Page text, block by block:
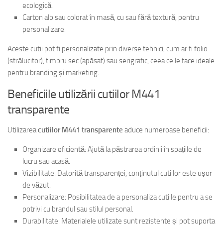
ecologică.
Carton alb sau colorat în masă, cu sau fără textură, pentru
personalizare.
Aceste cutii pot fi personalizate prin diverse tehnici, cum ar fi folio
(strălucitor), timbru sec (apăsat) sau serigrafic, ceea ce le face ideale
pentru branding și marketing.
Beneficiile utilizării cutiilor M441
transparente
Utilizareacutiilor M441 transparente aduce numeroase beneficii:
Organizare eficientă: Ajută la păstrarea ordinii în spațiile de
lucru sau acasă.
Vizibilitate: Datorită transparenței, conținutul cutiilor este ușor
de văzut.
Personalizare: Posibilitatea de a personaliza cutiile pentru a se
potrivi cu brandul sau stilul personal.
Durabilitate: Materialele utilizate sunt rezistente și pot suporta